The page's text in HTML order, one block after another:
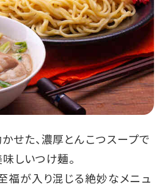
せた、濃厚とんこつスープで
しいつけ麺。
福が入り混じる絶妙なメニュ